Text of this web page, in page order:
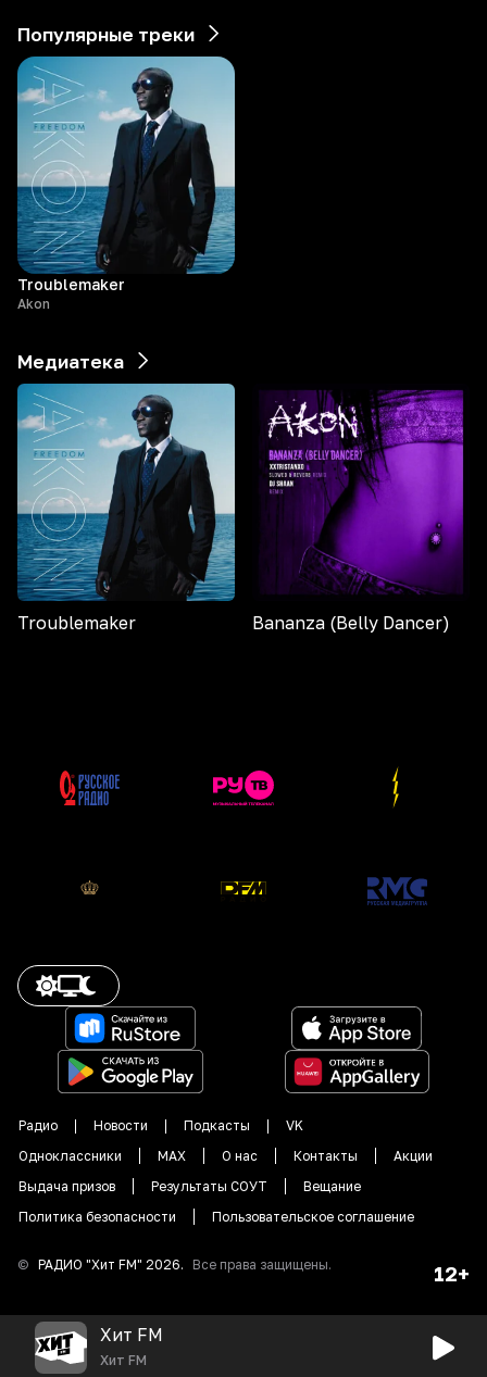
Популярные треки
Troublemaker
Akon
Медиатека
Troublemaker Bananza (Belly Dancer)
Радио Новости Подкасты
VK
Одноклассники
MAX О нас Контакты
Акции
Выдача призов
Результаты СОУТ
Вещание
Политика безопасности
Пользовательское соглашение
© РАДИО "Хит FM" 2026. Все права защищены. 12+
Хит FM
Хит FM